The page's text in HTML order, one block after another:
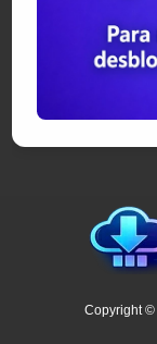
Copyright ©